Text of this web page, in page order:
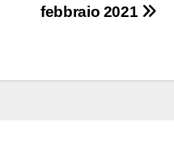
febbraio 2021